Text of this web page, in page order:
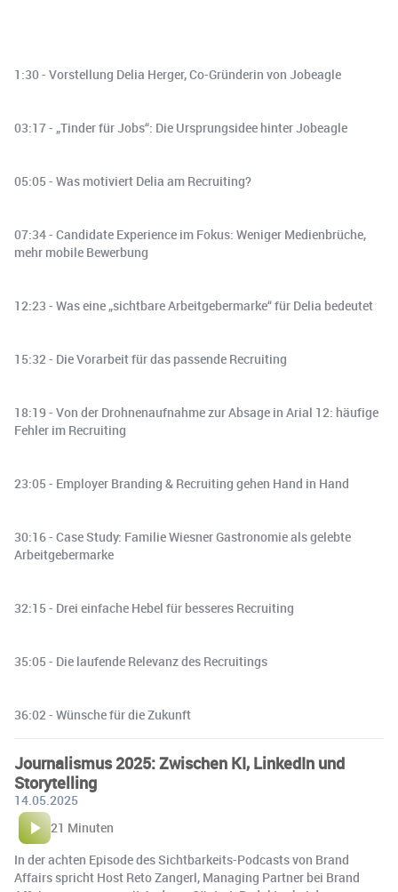
1:30 - Vorstellung Delia Herger, Co-Gründerin von Jobeagle
03:17 - „Tinder für Jobs“: Die Ursprungsidee hinter Jobeagle
05:05 - Was motiviert Delia am Recruiting?
07:34 - Candidate Experience im Fokus: Weniger Medienbrüche,
mehr mobile Bewerbung
12:23 - Was eine „sichtbare Arbeitgebermarke“ für Delia bedeutet
15:32 - Die Vorarbeit für das passende Recruiting
18:19 - Von der Drohnenaufnahme zur Absage in Arial 12: häufige
Fehler im Recruiting
23:05 - Employer Branding & Recruiting gehen Hand in Hand
30:16 - Case Study: Familie Wiesner Gastronomie als gelebte
Arbeitgebermarke
32:15 - Drei einfache Hebel für besseres Recruiting
35:05 - Die laufende Relevanz des Recruitings
36:02 - Wünsche für die Zukunft
Journalismus 2025: Zwischen KI, LinkedIn und
Storytelling
14.05.2025
21 Minuten
In der achten Episode des Sichtbarkeits-Podcasts von Brand
Affairs spricht Host Reto Zangerl, Managing Partner bei Brand